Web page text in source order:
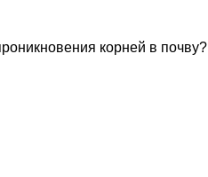
корней в почву?